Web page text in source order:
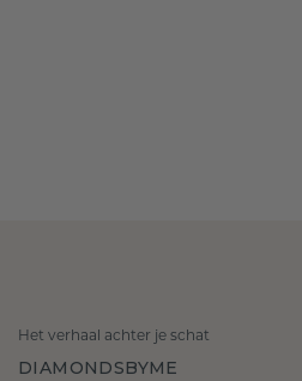
Het verhaal achter je schat
DIAMONDSBYME